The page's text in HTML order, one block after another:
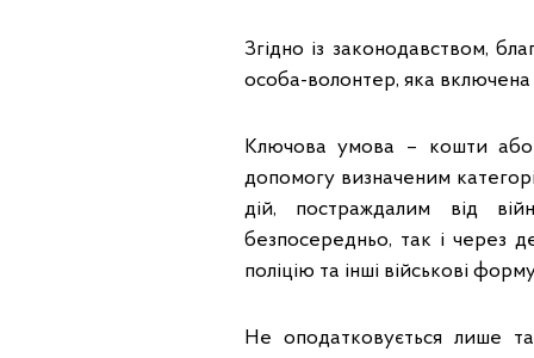
Згідно із законодавством,
особа-волонтер, яка включена
Ключова умова – кошти
допомогу визначеним
дій, постраждалим від
безпосередньо, так і через
поліцію та інші військові
Не оподатковується лише